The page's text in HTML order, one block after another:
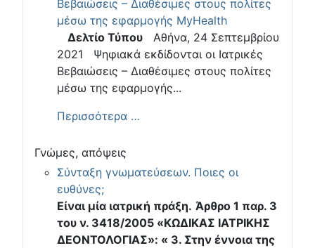
Βεβαιώσεις – Διαθέσιμες στους πολίτες
μέσω της εφαρμογής MyHealth
Δελτίο Τύπου Αθήνα, 24 Σεπτεμβρίου
2021 Ψηφιακά εκδίδονται οι Ιατρικές
Βεβαιώσεις – Διαθέσιμες στους πολίτες
μέσω της εφαρμογής...
Περισσότερα …
Γνώμες, απόψεις
Σύνταξη γνωματεύσεων. Ποιες οι
ευθύνες;
Είναι μία ιατρική πράξη. Άρθρο 1 παρ. 3
του ν. 3418/2005 «ΚΩΔΙΚΑΣ ΙΑΤΡΙΚΗΣ
ΔΕΟΝΤΟΛΟΓΙΑΣ»: « 3. Στην έννοια της